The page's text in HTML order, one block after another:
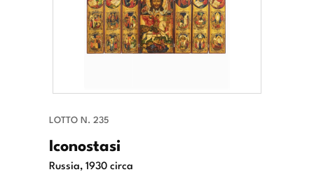
LOTTO N. 235
Iconostasi
Russia, 1930 circa